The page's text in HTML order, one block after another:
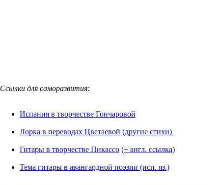
Ссылки для саморазвития:
Испания в творчестве Гончаровой
Лорка в переводах Цветаевой (другие стихи)
Гитары в творчестве Пикассо (+ англ. ссылка)
Тема гитары в авангардной поэзии (исп. яз.)